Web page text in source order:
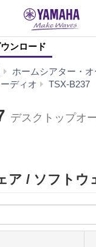
ンロード
ホームシアター・
ディオ
TSX-B237
デスクトップオ
ア / ソフトウ
を